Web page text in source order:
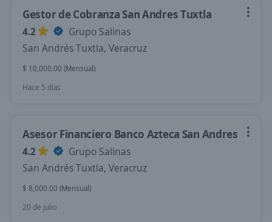
Gestor de Cobranza San Andres Tuxtla
4.2
Grupo Salinas
San Andrés Tuxtla, Veracruz
$ 10,000.00 (Mensual)
Hace 5 días
Asesor Financiero Banco Azteca San Andres
4.2
Grupo Salinas
San Andrés Tuxtla, Veracruz
$ 8,000.00 (Mensual)
20 de julio